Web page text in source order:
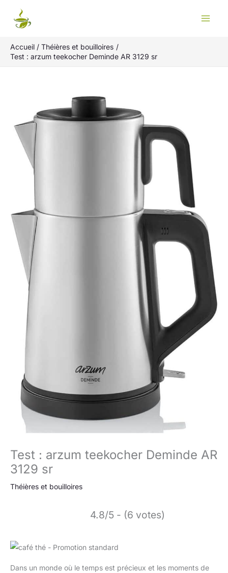
Accueil
Théières et bouilloires
Test : arzum teekocher Deminde AR 3129 sr
Test : arzum teekocher Deminde AR
3129 sr
Théières et bouilloires
4.8/5 - (6 votes)
Dans un monde où le temps est précieux et les moments de